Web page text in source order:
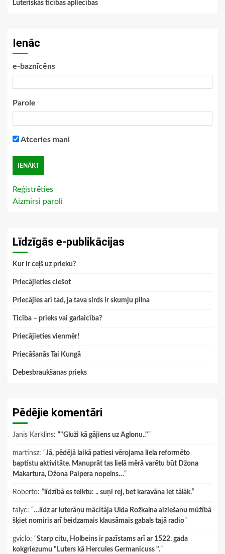
Luteriskās ticības apliecības
Ienāc
e-baznīcēns
Parole
Atceries mani
Reģistrēties
Aizmirsi paroli
Līdzīgās e-publikācijas
Kur ir ceļš uz prieku?
Priecājieties ciešot
Priecājies arī tad, ja tava sirds ir skumju pilna
Ticība – prieks vai garlaicība?
Priecājieties vienmēr!
Priecāšanās Tai Kungā
Debesbraukšanas prieks
Pēdējie komentāri
Janis Karklins: “"Gluži kā gājiens uz Aglonu.."”
martinsz: “Jā, pēdējā laikā patiesi vērojama liela reformēto
baptistu aktivitāte. Manuprāt tas lielā mērā varētu būt Džona
Makartura, Džona Paipera nopelns…”
Roberto: “ līdzībā es teiktu: .. suņi rej, bet karavāna iet tālāk.”
talyc: “…līdz ar luterāņu mācītāja Ulda Rožkalna aiziešanu mūžībā
šķiet nomiris arī beidzamais klausāmais gabals tajā radio”
gviclo: “Starp citu, Holbeins ir pazīstams arī ar 1522. gada
kokgriezumu "Luters kā Hercules Germanicuss ".”